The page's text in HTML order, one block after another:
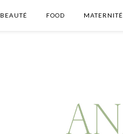
BEAUTÉ FOOD MATERNITÉ